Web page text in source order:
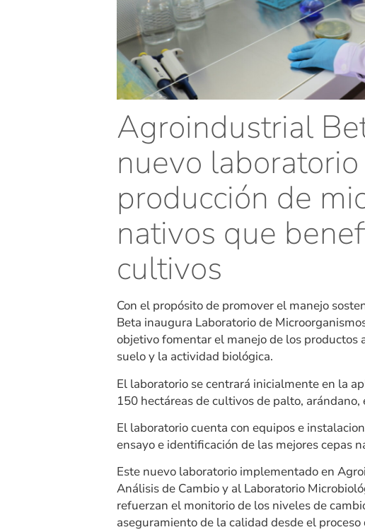
Agroindustrial
nuevo
producción de
nativos que
cultivos
Con el propósito de promover el manejo
Beta inaugura Laboratorio de
objetivo fomentar el manejo de los
suelo y la actividad biológica.
El laboratorio se centrará inicialmente en la
150 hectáreas de cultivos de palto,
El laboratorio cuenta con equipos e
ensayo e identificación de las mejores cepas
Este nuevo laboratorio implementado en
Análisis de Cambio y al Laboratorio
refuerzan el monitorio de los niveles de
aseguramiento de la calidad desde el